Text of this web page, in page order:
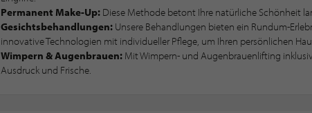
Permanent Make-Up:Diese Methode betont Ihre natürliche Schönheit
Gesichtsbehandlungen:Unsere Behandlungen bieten ein Rundum-
innovative Technologien mit individueller Pflege, um Ihren persönlichen
Wimpern & Augenbrauen:Mit Wimpern- und Augenbrauenlifting
Ausdruck und Frische.